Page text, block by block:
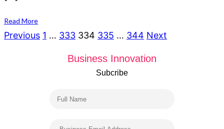
Read More
Posts
navigation
Previous 1 … 333 334 335 … 344 Next
Business Innovation
Subcribe